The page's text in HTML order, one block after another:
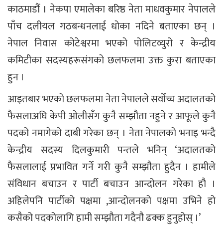
काठमाडौं । नेकपा एमालेका बरिष्ठ नेता माधवकुमार नेपालले
पाँच दलीयल गठबन्धनलाई धोका नदिने बताएका छन् ।
नेपाल निवास कोटेश्वरमा भएको पोलिटव्युरो र केन्द्रीय
कमिटीका सदस्यहरूसंगको छलफलमा उक्त कुरा बताएका
हुन ।
आइतबार भएको छलफलमा नेता नेपालले सर्वोच्च अदालतको
फैसलाअघि केपी ओलीसँग कुनै सम्झौता नहुने र आफूले कुनै
पदको नमागेको दाबी गरेका छन् । नेता नेपालको भनाइ भन्दै
केन्द्रीय सदस्य दिलकुमारी पन्तले भनिन् ‘अदालतको
फैसलालाई प्रभावित गर्ने गरी कुनै सम्झौता हुदैन । हामीले
संविधान बचाउन र पार्टी बचाउन आन्दोलन गरेका हौ ।
अहिलेपनि पार्टीको पक्षमा ,आन्दोलनको पक्षमा उभिने हो
कसैको पदकोलागि हामी सम्झौता गदैनौ ढक्क हुनुहोस् ।’